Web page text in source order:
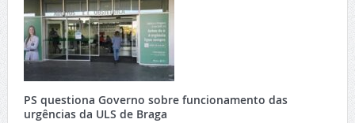
PS questiona Governo sobre funcionamento das
urgências da ULS de Braga